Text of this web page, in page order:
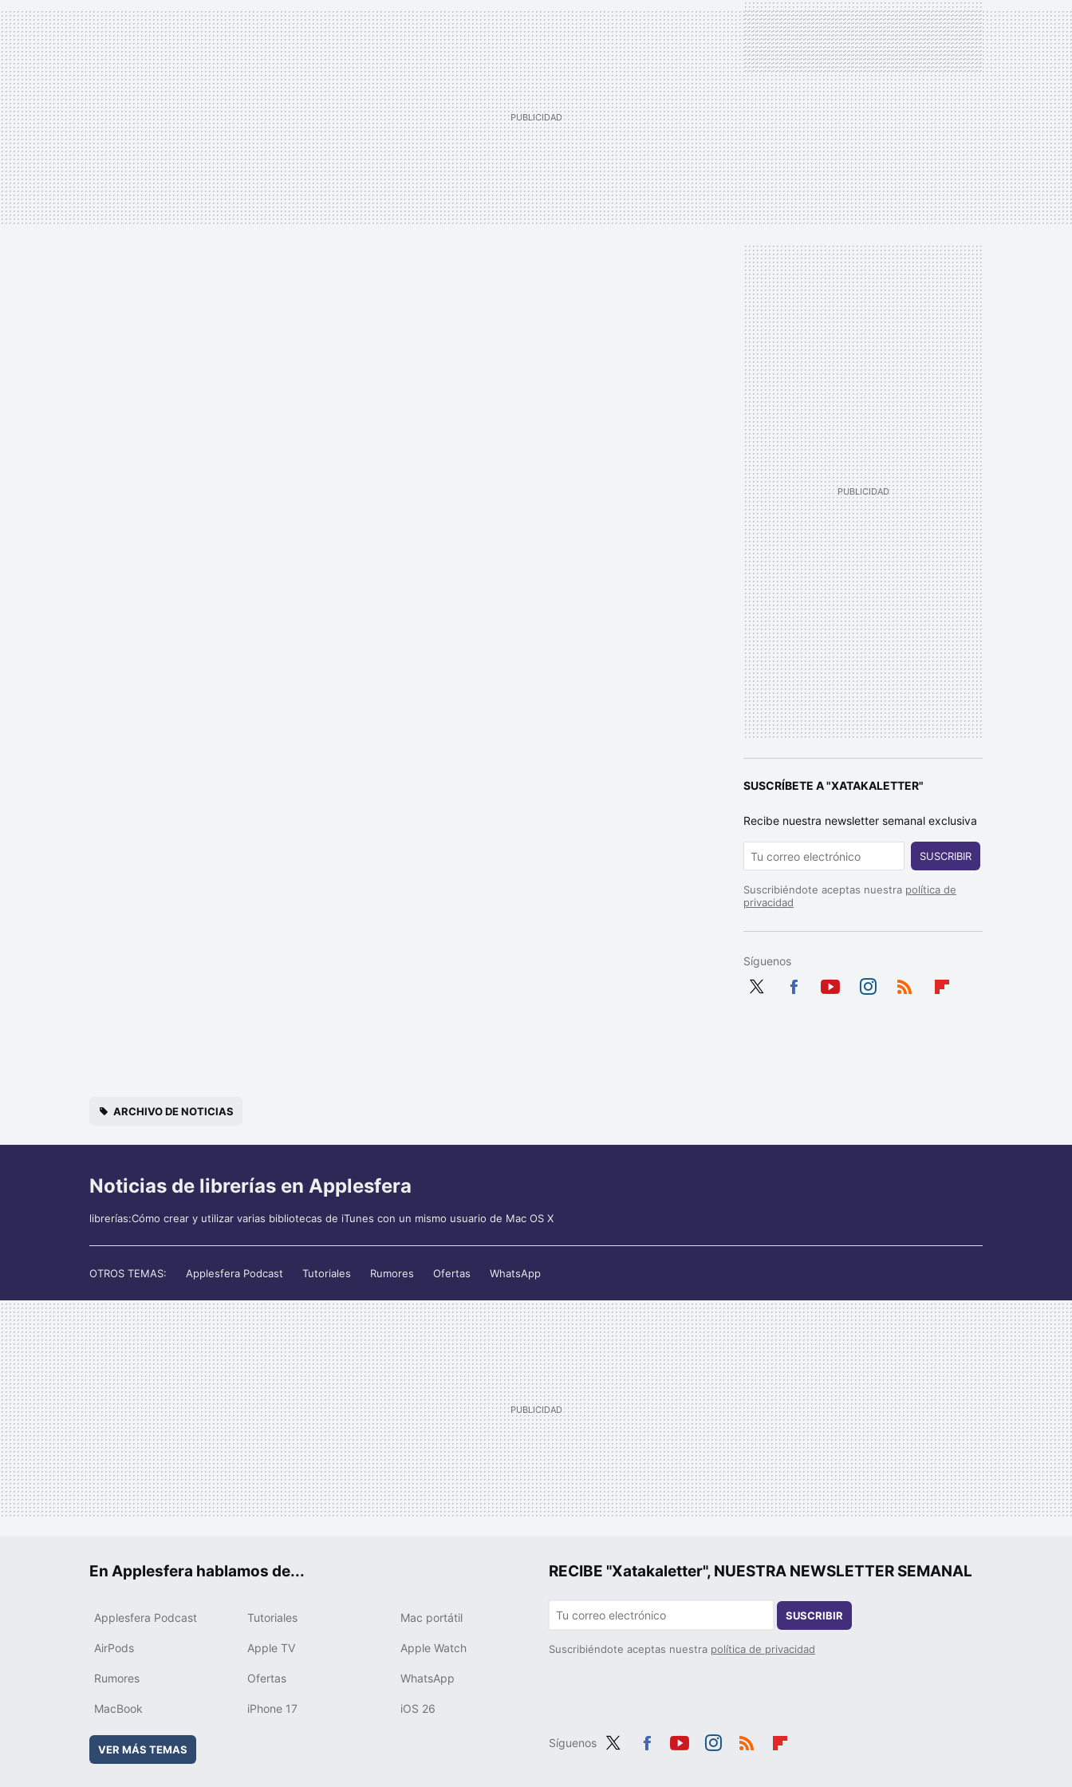
SUSCRÍBETE A "XATAKALETTER"
Recibe nuestra newsletter semanal exclusiva
SUSCRIBIR
Suscribiéndote aceptas nuestra política de
privacidad
Síguenos
ARCHIVO DE NOTICIAS
Noticias de librerías en Applesfera
librerías:Cómo crear y utilizar varias bibliotecas de iTunes con un mismo usuario de Mac OS X
OTROS TEMAS: Applesfera Podcast Tutoriales Rumores Ofertas WhatsApp
RECIBE "Xatakaletter", NUESTRA NEWSLETTER SEMANAL
SUSCRIBIR
Suscribiéndote aceptas nuestra política de privacidad
Síguenos
En Applesfera hablamos de...
Applesfera Podcast Tutoriales Mac portátil
AirPods Apple TV Apple Watch
Rumores Ofertas WhatsApp
MacBook iPhone 17 iOS 26
VER MÁS TEMAS